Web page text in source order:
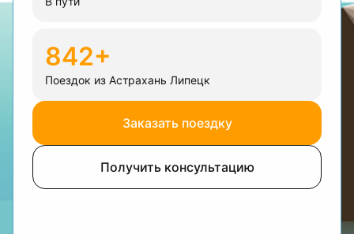
842+
Поездок из Астрахань Липецк
Заказать поездку
Получить консультацию